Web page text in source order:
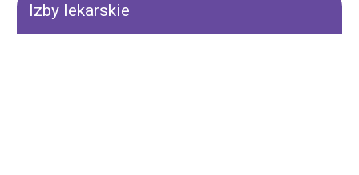
Izby lekarskie